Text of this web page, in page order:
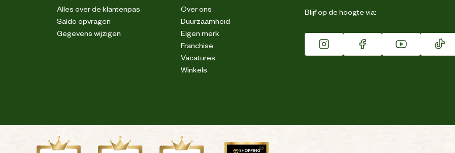
Anti-slipzool
S3
Leer
Alles over de klantenpas
Saldo opvragen
Gegevens wijzigen
Over ons
Duurzaamheid
Eigen merk
Franchise
Vacatures
Winkels
Blijf op de hoogte via: